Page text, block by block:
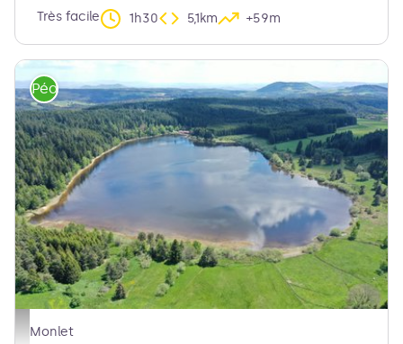
Très facile 1h30 5,1km +59m
Vue sur le Lac de Malaguet - Jacques JACOB
Pédestre
Monlet